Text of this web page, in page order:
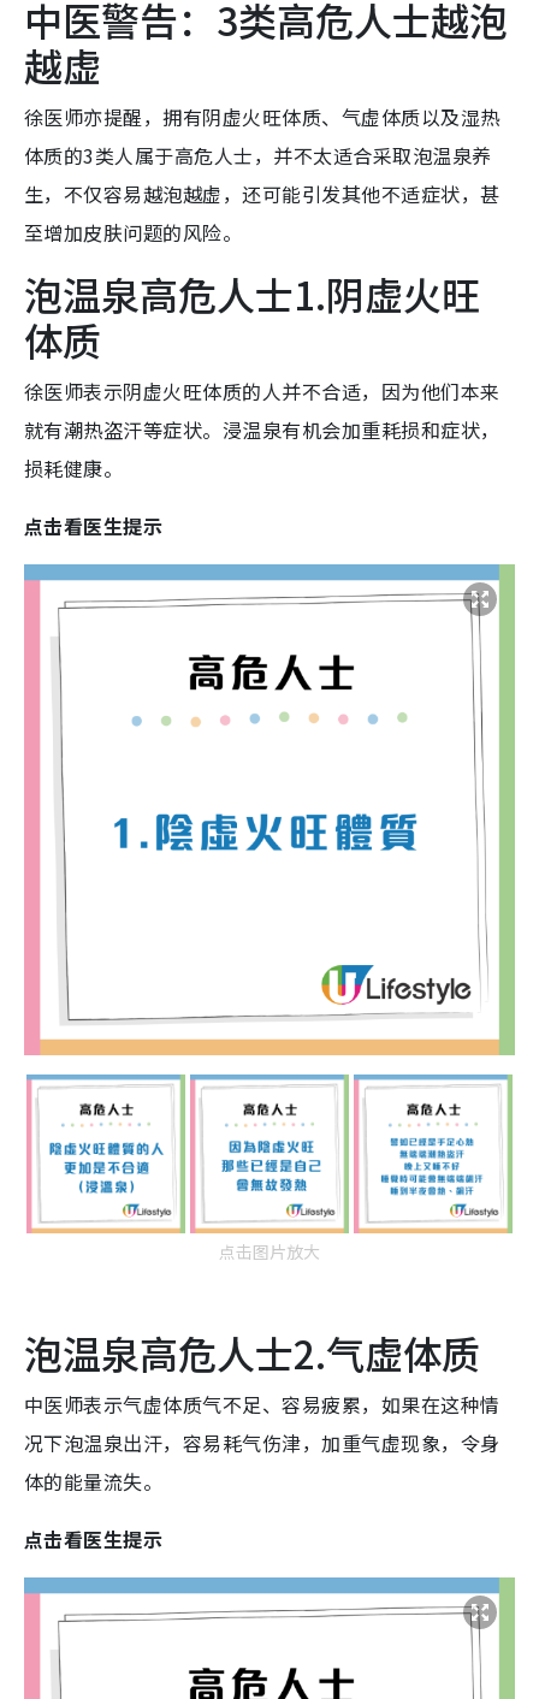
中医警告：3类高危人士越泡
越虚
徐医师亦提醒，拥有阴虚火旺体质、气虚体质以及湿热
体质的3类人属于高危人士，并不太适合采取泡温泉养
生，不仅容易越泡越虚，还可能引发其他不适症状，甚
至增加皮肤问题的风险。
泡温泉高危人士1.阴虚火旺
体质
徐医师表示阴虚火旺体质的人并不合适，因为他们本来
就有潮热盗汗等症状。浸温泉有机会加重耗损和症状，
损耗健康。
点击看医生提示
点击图片放大
泡温泉高危人士2.气虚体质
中医师表示气虚体质气不足、容易疲累，如果在这种情
况下泡温泉出汗，容易耗气伤津，加重气虚现象，令身
体的能量流失。
点击看医生提示